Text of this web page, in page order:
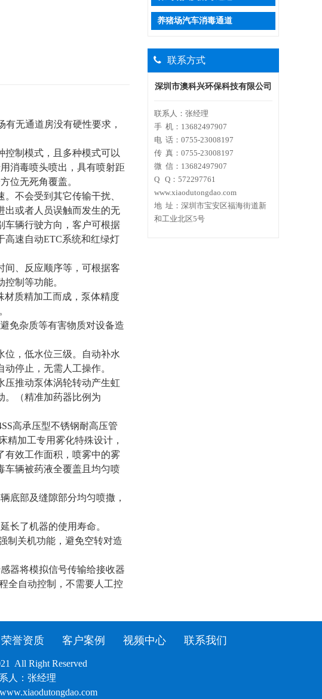
无通道房没有硬性要求，
控制模式，且多种模式可以
消毒喷头喷出，具有喷射距
位无死角覆盖。
不会受到其它传输干扰、
出或者人员误触而发生的无
车辆行驶方向，客户可根据
高速自动ETC系统和红绿灯
间、反应顺序等，可根据客
制等功能。
材质精加工而成，泵体精度
免杂质等有害物质对设备造
位，低水位三级。自动补水
停止，无需人工操作。
压推动泵体涡轮转动产生虹
。（精准加药器比例为
高承压型不锈钢耐高压管
加工专用雾化特殊设计，
有效工作面积，喷雾中的雾
车辆被药液全覆盖且均匀喷
底部及缝隙部分均匀喷撒，
长了机器的使用寿命。
制关机功能，避免空转对造
器将模拟信号传输给接收器
全自动控制，不需要人工控
养猪场汽车消毒通道
联系方式
深圳市澳科兴环保科技有限公司
联系人： 张经理
手 机： 13682497907
电 话： 0755-23008197
传 真： 0755-23008197
微 信： 13682497907
Q Q：572297761
www.xiaodutongdao.com
地 址： 深圳市宝安区福海街道新
和工业北区5号
荣誉资质 客户案例 视频中心 联系我们
All Right Reserved
人：张经理